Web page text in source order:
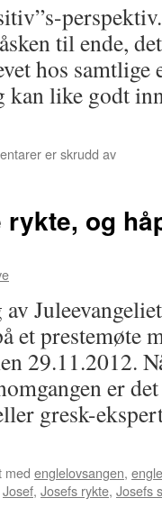
til ende,
hos samtlige
kan like godt
er skrudd avfor
rykte, og
et prestemøte
29.11.2012.
er
gresk-
med englelovsangen,
Josef, Josefs rykte, Josefs